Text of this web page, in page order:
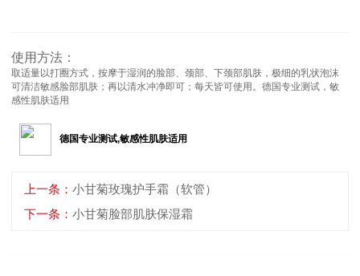
使用方法：
取适量以打圈方式，按摩于湿润的脸部、颈部、下颈部肌肤，极细的乳状泡沫
可清洁敏感脸部肌肤；再以清水冲净即可；每天皆可使用。德国专业测试，敏
感性肌肤适用
德国专业测试,敏感性肌肤适用
上一条： 小甘菊玫瑰护手霜（软管）
下一条： 小甘菊脸部肌肤保湿霜